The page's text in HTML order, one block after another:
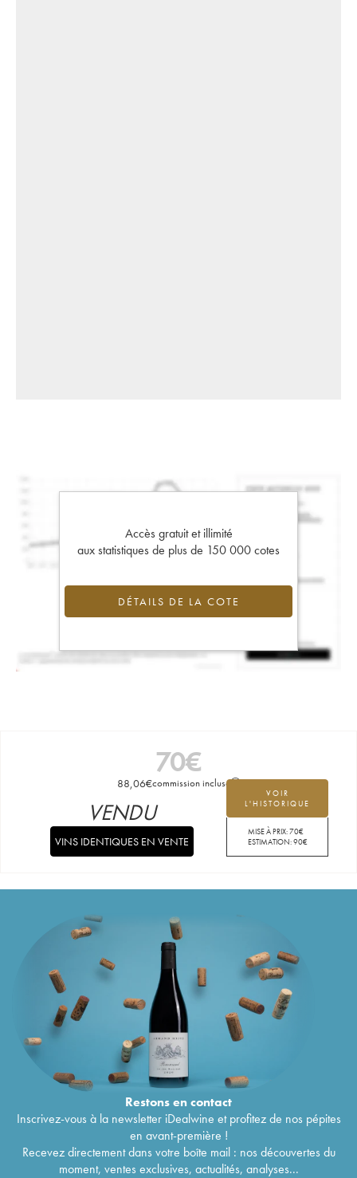
Accès gratuit et illimité
aux statistiques de plus de 150 000 cotes
DÉTAILS DE LA COTE
70€
88,06€commission incluse
VOIR
L'HISTORIQUE
MISE À PRIX:70€
ESTIMATION:90€
VENDU
VINS IDENTIQUES EN VENTE
Restons encontact
Inscrivez-vous à la newsletter iDealwine et profitez de nos pépites
en avant-première !
Recevez directement dans votre boîte mail : nos découvertes du
moment, ventes exclusives, actualités, analyses...